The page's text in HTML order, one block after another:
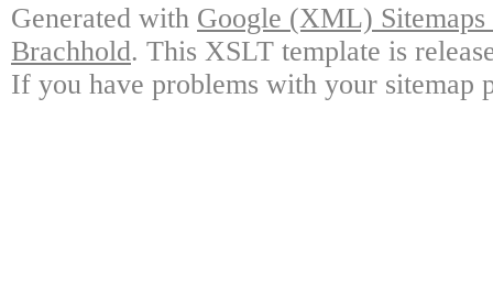
Generated with Google (XML)
Brachhold. This XSLT template is
If you have problems with your sitemap